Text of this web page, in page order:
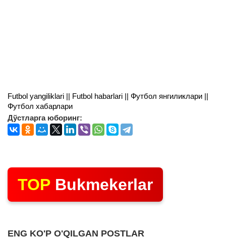
Futbol yangiliklari || Futbol habarlari || Футбол янгиликлари ||
Футбол хабарлари
Дўстларга юборинг:
TOP Bukmekerlar
ENG KO'P O'QILGAN POSTLAR